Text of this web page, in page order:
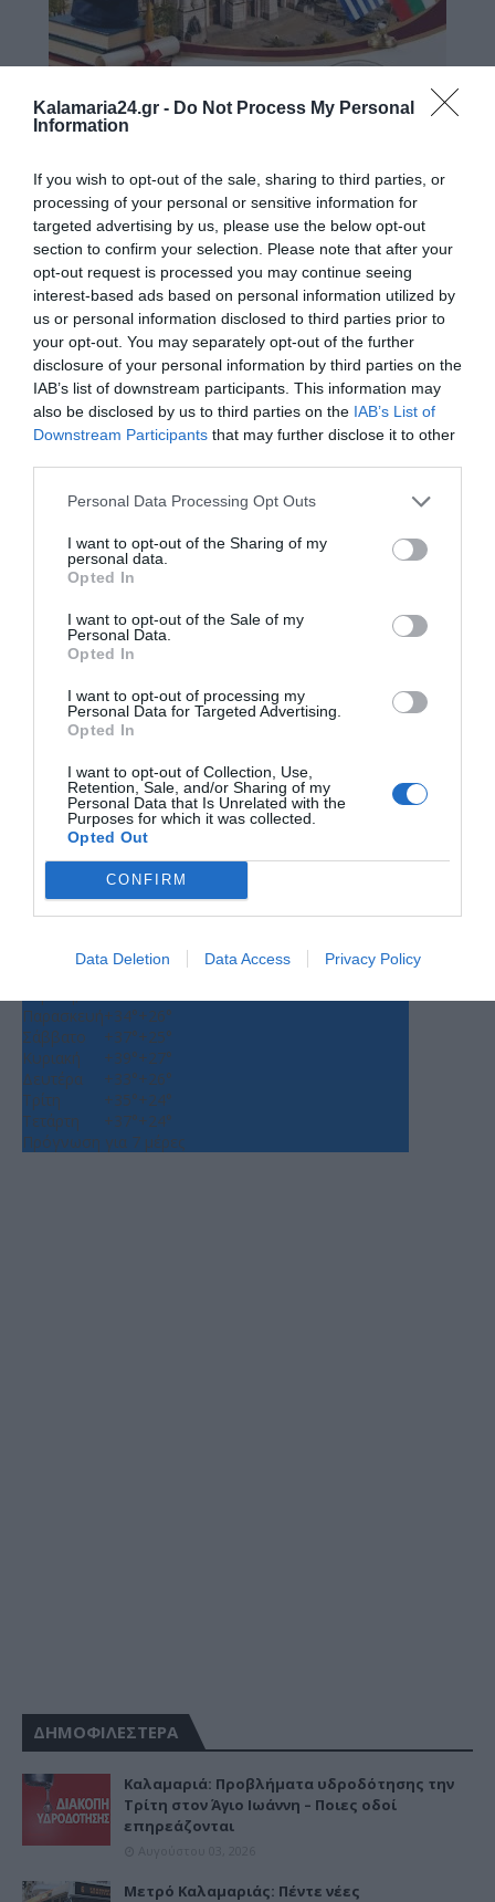
Kalamaria24.gr - Do Not Process My Personal
Information
If you wish to opt-out of the sale, sharing to third parties, or
processing of your personal or sensitive information for
targeted advertising by us, please use the below opt-out
section to confirm your selection. Please note that after your
opt-out request is processed you may continue seeing
interest-based ads based on personal information utilized by
us or personal information disclosed to third parties prior to
your opt-out. You may separately opt-out of the further
disclosure of your personal information by third parties on the
IAB’s list of downstream participants. This information may
also be disclosed by us to third parties on the IAB’s List of
Downstream Participants that may further disclose it to other
Personal Data Processing Opt Outs
I want to opt-out of the Sharing of my
personal data.
Opted In
I want to opt-out of the Sale of my
Personal Data.
Opted In
I want to opt-out of processing my
Personal Data for Targeted Advertising.
Opted In
I want to opt-out of Collection, Use,
Retention, Sale, and/or Sharing of my
Personal Data that Is Unrelated with the
Purposes for which it was collected.
Opted Out
CONFIRM
Data Deletion Data Access Privacy Policy
Ο ΚΑΙΡΟΣ
33
Παρασκευή+34°+26°
Σάββατο
+37°+25°
Κυριακή
+39°+27°
Δευτέρα
+33°+26°
Τρίτη
+35°+24°
Τετάρτη
+37°+24°
Πρόγνωση για 7 μέρες
ΔΗΜΟΦΙΛΕΣΤΕΡΑ
Καλαμαριά: Προβλήματα υδροδότησης την
Τρίτη στον Άγιο Ιωάννη – Ποιες οδοί
επηρεάζονται
Μετρό Καλαμαριάς: Πέντε νέες